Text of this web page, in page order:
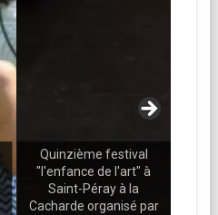
Quinzième festival
"l'enfance de l'art" à
Saint-Péray à la
Cacharde organisé par